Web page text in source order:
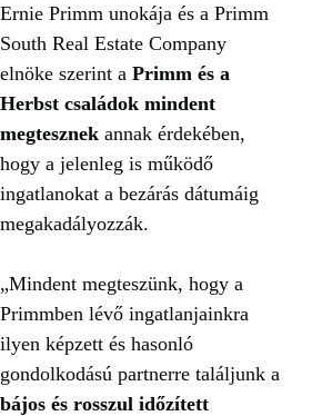
Ernie Primm unokája és a Primm
South Real Estate Company
elnöke szerint a Primm és a
Herbst családok mindent
megtesznek annak érdekében,
hogy a jelenleg is működő
ingatlanokat a bezárás dátumáig
megakadályozzák.
„Mindent megteszünk, hogy a
Primmben lévő ingatlanjainkra
ilyen képzett és hasonló
gondolkodású partnerre találjunk a
bájos és rosszul időzített